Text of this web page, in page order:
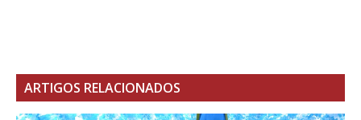
ARTIGOS RELACIONADOS